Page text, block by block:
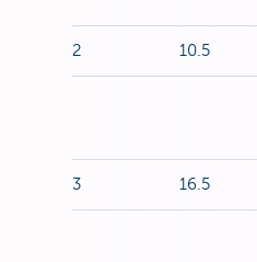
2 10.5
3 16.5